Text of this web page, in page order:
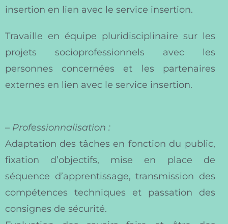
insertion en lien avec le service insertion.
Travaille en équipe pluridisciplinaire sur les
projets socioprofessionnels avec les
personnes concernées et les partenaires
externes en lien avec le service insertion.
– Professionnalisation :
Adaptation des tâches en fonction du public,
fixation d’objectifs, mise en place de
séquence d’apprentissage, transmission des
compétences techniques et passation des
consignes de sécurité.